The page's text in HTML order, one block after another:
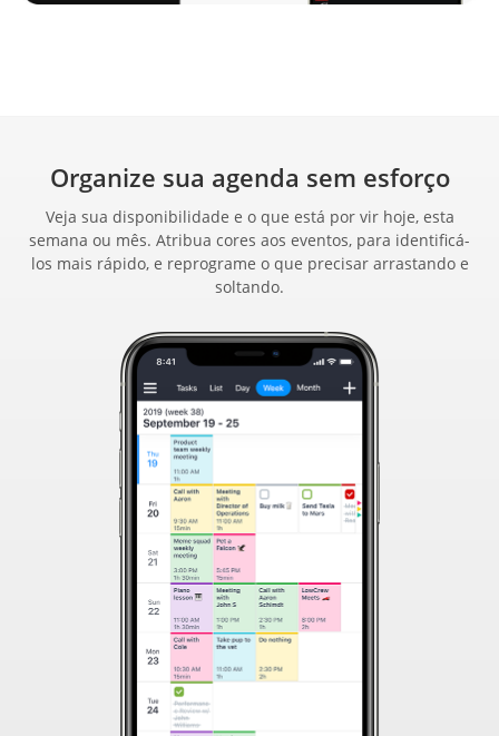
Organize sua agenda sem esforço
Veja sua disponibilidade e o que está por vir hoje, esta
semana ou mês. Atribua cores aos eventos, para identificá-
los mais rápido, e reprograme o que precisar arrastando e
soltando.